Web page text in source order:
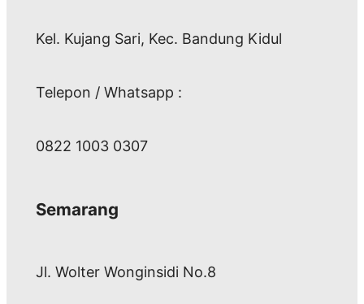
Kel. Kujang Sari, Kec. Bandung Kidul
Telepon / Whatsapp :
0822 1003 0307
Semarang
Jl. Wolter Wonginsidi No.8